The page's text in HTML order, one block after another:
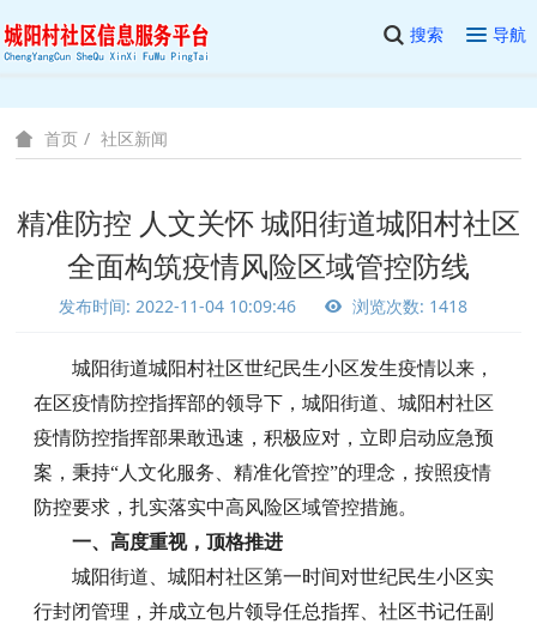
搜索 导航
首页 社区新闻
精准防控 人文关怀 城阳街道城阳村社区
全面构筑疫情风险区域管控防线
发布时间: 2022-11-04 10:09:46 浏览次数: 1418
城阳街道城阳村社区世纪民生小区发生疫情以来，
在区疫情防控指挥部的领导下，城阳街道、城阳村社区
疫情防控指挥部果敢迅速，积极应对，立即启动应急预
案，秉持“人文化服务、精准化管控”的理念，按照疫情
防控要求，扎实落实中高风险区域管控措施。
一、高度重视，顶格推进
城阳街道、城阳村社区第一时间对世纪民生小区实
行封闭管理，并成立包片领导任总指挥、社区书记任副